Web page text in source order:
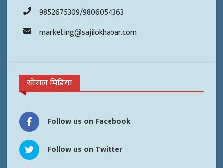
9852675309/9806054363
marketing@sajilokhabar.com
सोसल मिडिया
Follow us on Facebook
Follow us on Twitter